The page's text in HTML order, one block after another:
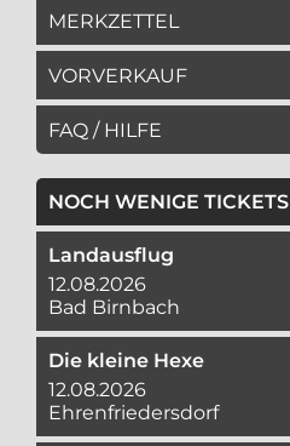
MERKZETTEL
VORVERKAUF
FAQ / HILFE
NOCH WENIGE TICKETS
Landausflug
12.08.2026
Bad Birnbach
Die kleine Hexe
12.08.2026
Ehrenfriedersdorf